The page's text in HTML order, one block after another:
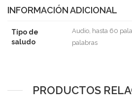
INFORMACIÓN ADICIONAL
Tipo de
saludo
Audio, hasta 60
palabras
PRODUCTOS